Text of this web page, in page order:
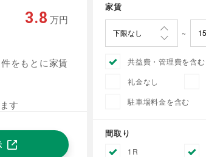
3.8 万円
をもとに家賃
す
家賃
共益費・管理費を含む
礼金なし
駐車場料金を含む
間取り
1R